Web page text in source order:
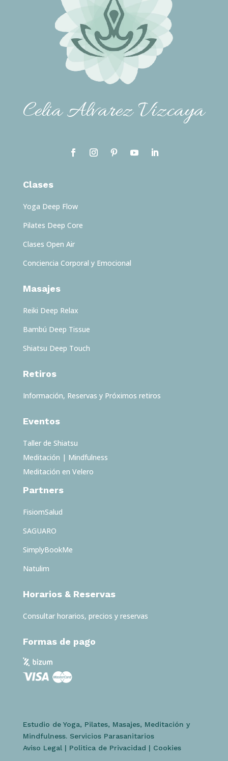
Celia Alvarez Vizcaya
Clases
Yoga Deep Flow
Pilates Deep Core
Clases Open Air
Conciencia Corporal y Emocional
Masajes
Reiki Deep Relax
Bambú Deep Tissue
Shiatsu Deep Touch
Retiros
Información, Reservas y Próximos retiros
Eventos
Taller de Shiatsu
Meditación | Mindfulness
Meditación en Velero
Partners
FisiomSalud
SAGUARO
SimplyBookMe
Natulim
Horarios & Reservas
Consultar horarios, precios y reservas
Formas de pago
Estudio de Yoga, Pilates, Masajes, Meditación y
Mindfulness. Servicios Parasanitarios
Aviso Legal| Politica de Privacidad | Cookies